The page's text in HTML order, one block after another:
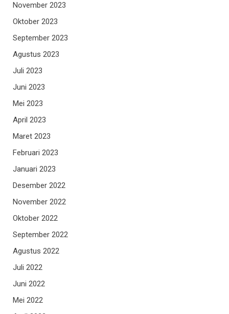
November 2023
Oktober 2023
September 2023
Agustus 2023
Juli 2023
Juni 2023
Mei 2023
April 2023
Maret 2023
Februari 2023
Januari 2023
Desember 2022
November 2022
Oktober 2022
September 2022
Agustus 2022
Juli 2022
Juni 2022
Mei 2022